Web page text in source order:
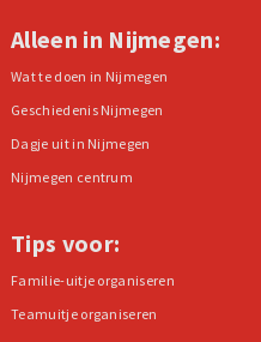
Alleen in Nijmegen:
Wat te doen in Nijmegen
Geschiedenis Nijmegen
Dagje uit in Nijmegen
Nijmegen centrum
Tips voor:
Familie-uitje organiseren
Teamuitje organiseren